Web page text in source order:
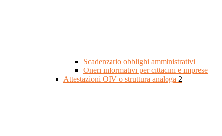
Scadenzario obblighi amministrativi
Oneri informativi per cittadini e imprese
Attestazioni OIV o struttura analoga 2